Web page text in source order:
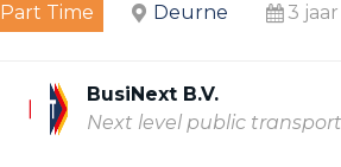
Part Time Deurne 3
BusiNext B.V.
Next level public transport